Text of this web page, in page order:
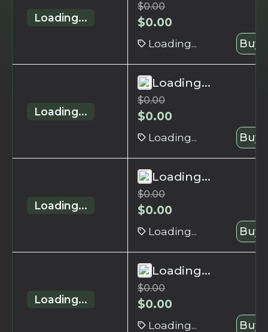
Loading...
$0.00
$0.00
Loading... Buy
Loading...
Loading...
$0.00
$0.00
Loading... Buy
Loading...
Loading...
$0.00
$0.00
Loading... Buy
Loading...
Loading...
$0.00
$0.00
Loading... Buy